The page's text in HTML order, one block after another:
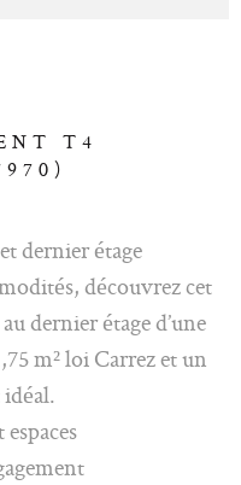
T4
et dernier étage
découvrez cet
dernier étage d’une
m² loi Carrez et un